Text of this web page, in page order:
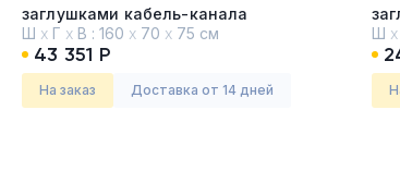
заглушками кабель-канала
Таксония темная
Ш х Г х В : 160 х 70 х 75 см
43 351 Р
На заказ Доставка от 14 дней
Ш х